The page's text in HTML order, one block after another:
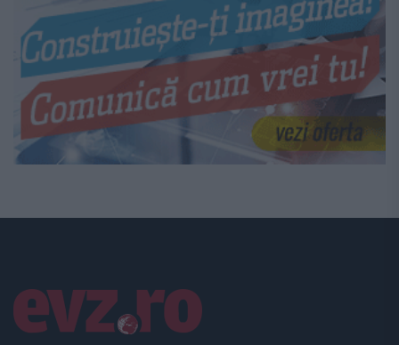
Linkuri utile